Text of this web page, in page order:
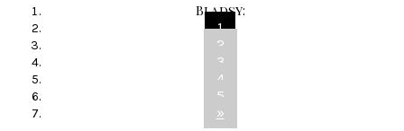
Bladsy:
1
2
3
4
5
»